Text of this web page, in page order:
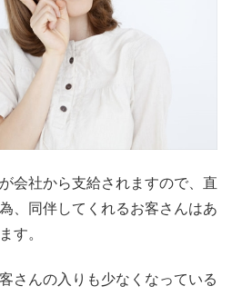
会社から支給されますので、直
、同伴してくれるお客さんはあ
す。
さんの入りも少なくなっている